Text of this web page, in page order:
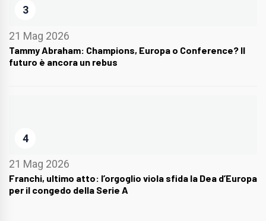
3
21 Mag 2026
Tammy Abraham: Champions, Europa o Conference? Il
futuro è ancora un rebus
4
21 Mag 2026
Franchi, ultimo atto: l’orgoglio viola sfida la Dea d’Europa
per il congedo della Serie A